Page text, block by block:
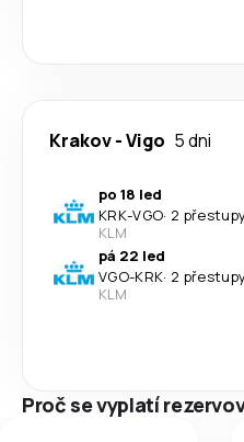
Krakov-Vigo 5 dni
po 18 led
KRK-VGO· 2
KLM
pá 22 led
VGO-KRK· 2
KLM
Proč se vyplatí